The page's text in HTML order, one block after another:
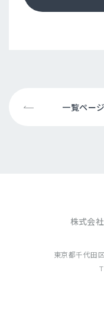
一覧ペー
株式会
東京都千代田